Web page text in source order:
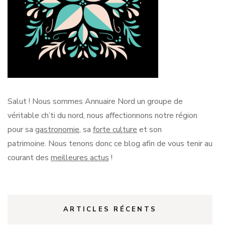
Salut ! Nous sommes Annuaire Nord un groupe de
véritable ch’ti du nord, nous affectionnons notre région
pour sa gastronomie, sa forte culture et son
patrimoine. Nous tenons donc ce blog afin de vous tenir au
courant des meilleures actus !
ARTICLES RÉCENTS